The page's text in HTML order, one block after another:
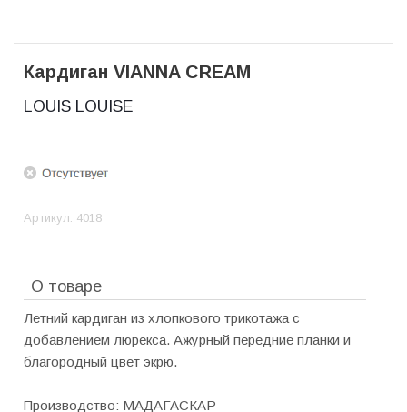
Кардиган VIANNA CREAM
LOUIS LOUISE
Артикул: 4018
О товаре
Летний кардиган из хлопкового трикотажа с
добавлением люрекса. Ажурный передние планки и
благородный цвет экрю.
Производство: МАДАГАСКАР